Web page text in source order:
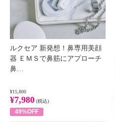
ルクセア 新発想！鼻専用美顔
器 ＥＭＳで鼻筋にアプローチ
鼻…
¥15,800
¥7,980 (税込)
49%OFF